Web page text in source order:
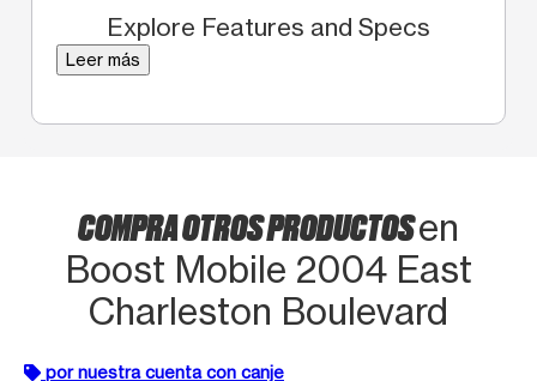
Explore Features and Specs
Leer más
COMPRA OTROS PRODUCTOSen
Boost Mobile 2004 East
Charleston Boulevard
por nuestra cuenta con canje